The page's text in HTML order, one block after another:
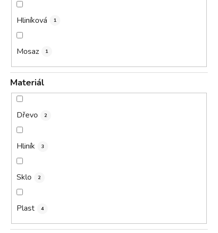
Hliníková 1
Mosaz 1
Materiál
Dřevo 2
Hliník 3
Sklo 2
Plast 4